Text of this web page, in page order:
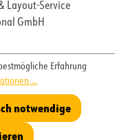
Layout-Service
GmbH
Erfahrung
...
notwendige